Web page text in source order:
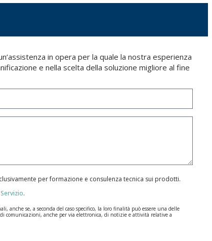
in opera per la quale la nostra esperienza
e nella scelta della soluzione migliore al fine
per formazione e consulenza tecnica sui prodotti.
.
se, a seconda del caso specifico, la loro finalità può essere una delle
comunicazioni, anche per via elettronica, di notizie e attività relative a
(GDPR) del 27 aprile 2016. I dati rimarranno registrati nei nostri archivi